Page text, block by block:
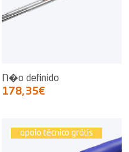
N�o definido
178,35€
apoio técnico grátis